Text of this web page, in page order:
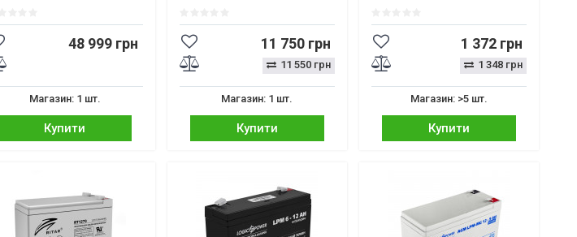
48 999 грн
Магазин: 1 шт.
Купити
11 750 грн
11 550 грн
Магазин: 1 шт.
Купити
1 372 грн
1 348 грн
Магазин: >5 шт.
Купити